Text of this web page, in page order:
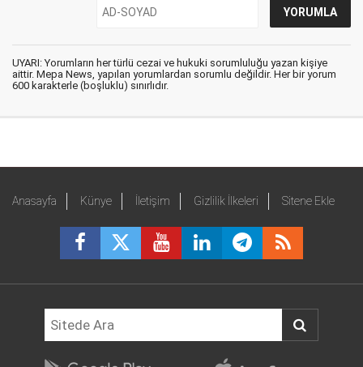
UYARI: Yorumların her türlü cezai ve hukuki sorumluluğu yazan kişiye
aittir. Mepa News, yapılan yorumlardan sorumlu değildir. Her bir yorum
600 karakterle (boşluklu) sınırlıdır.
Anasayfa Künye İletişim Gizlilik İlkeleri Sitene Ekle